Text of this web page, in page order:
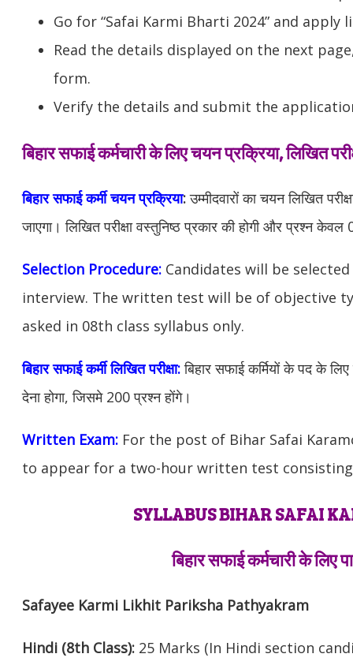
Go for “Safai Karmi Bharti 2024” and apply
Read the details displayed on the next
form.
Verify the details and submit the
बिहार सफाई कर्मचारी के लिए चयन प्रक्रिया, लिखित
बिहार सफाई कर्मी चयन प्रक्रिया:उम्मीदवारों का चयन लिखित
जाएगा। लिखित परीक्षा वस्तुनिष्ठ प्रकार की होगी और प्रश्न
Selection Procedure: Candidates will be
interview. The written test will be of objective
asked in 08th class syllabus only.
बिहार सफाई कर्मी लिखित परीक्षा:बिहारसफाई कर्मियों के पद के लिए
देना होगा, जिसमे 200 प्रश्न होंगे।
Written Exam: For the post of Bihar Safai
to appear for a two-hour written test
SYLLABUS BIHAR SAFAI
बिहार सफाई कर्मचारी के लिए
Safayee Karmi Likhit Pariksha Pathyakram
Hindi (8th Class): 25 Marks (In Hindi section